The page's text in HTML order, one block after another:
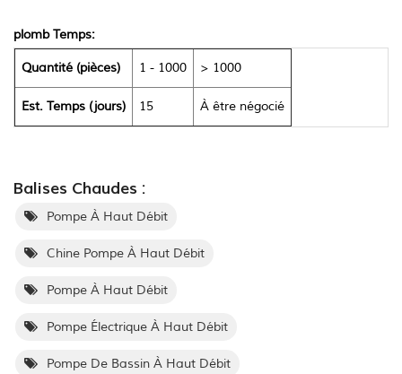
plomb Temps:
Quantité (pièces) 1 - 1000 > 1000
Est. Temps (jours) 15 À être négocié
Balises Chaudes :
Pompe À Haut Débit
Chine Pompe À Haut Débit
Pompe À Haut Débit
Pompe Électrique À Haut Débit
Pompe De Bassin À Haut Débit